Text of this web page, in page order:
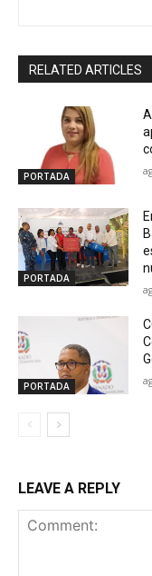
RELATED ARTICLES
PORTADA
PORTADA
PORTADA
LEAVE A REPLY